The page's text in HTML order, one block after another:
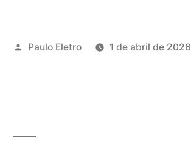
fio
Publicado
Paulo Eletro 1 de abril de 2026